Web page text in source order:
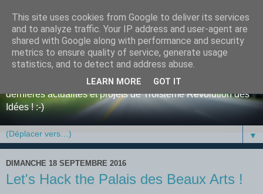
Blog de tri-D, la Troisième
Révolution des Idées
Bienvenue sur le blog de l'entreprise tri-D ! Retrouvez y nos
dernières actualités et projets de Troisième Révolution des
Idées ! :-)
▼
DIMANCHE 18 SEPTEMBRE 2016
Let's Hack the Palais des Beaux Arts !
This site uses cookies from Google to deliver its services
and to analyze traffic. Your IP address and user-agent are
shared with Google along with performance and security
metrics to ensure quality of service, generate usage
statistics, and to detect and address abuse.
LEARN MORE GOT IT